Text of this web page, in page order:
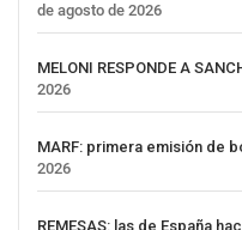
de agosto de 2026
MELONI RESPONDE A
2026
MARF: primera emisión de
2026
REMESAS: las de España